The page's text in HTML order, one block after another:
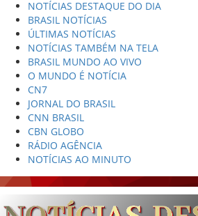
NOTÍCIAS DESTAQUE DO DIA
BRASIL NOTÍCIAS
ÚLTIMAS NOTÍCIAS
NOTÍCIAS TAMBÉM NA TELA
BRASIL MUNDO AO VIVO
O MUNDO É NOTÍCIA
CN7
JORNAL DO BRASIL
CNN BRASIL
CBN GLOBO
RÁDIO AGÊNCIA
NOTÍCIAS AO MINUTO